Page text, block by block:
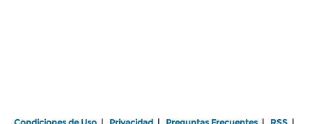
Condiciones de Uso | Privacidad | Preguntas Frecuentes | RSS |